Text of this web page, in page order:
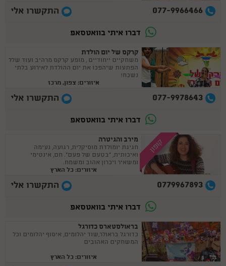
077-9966466 התקשרו אלי
דברו איתי בוואטסאפ
קרקס של יום הולדת
משחקיים ייחודיים , מופע קרקס מרהיב ועוד שלל
הפתעות שיהפכו את יום ההולדת לאירוע בלתי
נשכח!
איזורים: צפון, מרכז
077-9978643 התקשרו אלי
דברו איתי בוואטסאפ
קופון מירב והגיטרה
חגיגת יומולדת מוסיקלית, רגועה, נעימה
ואיכותית, "בטעם של פעם". חם, אינטימי
ומשאיר זיכרון אהוב ומשמח.
איזורים: כל הארץ
0779967893 התקשרו אלי
דברו איתי בוואטסאפ
בראולסטארס כדורגל
כדורגל בראולר,שוד יהלומים, איסוף יהלומים וכל
המשחקים האהובים
איזורים: כל הארץ